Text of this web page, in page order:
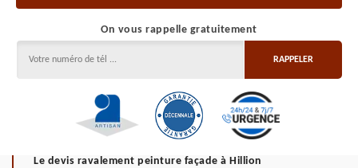
On vous rappelle gratuitement
Le devis ravalement peinture façade à Hillion